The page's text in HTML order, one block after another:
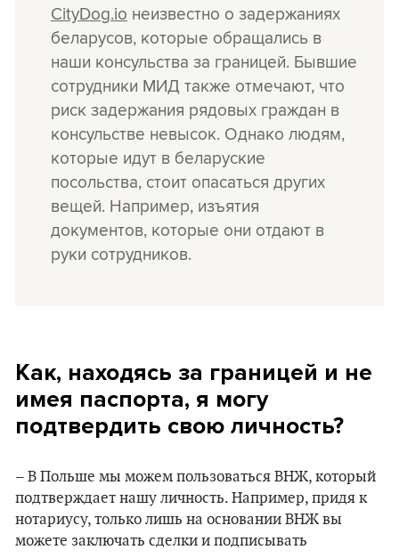
CityDog.io неизвестно о задержаниях
беларусов, которые обращались в
наши консульства за границей. Бывшие
сотрудники МИД также отмечают, что
риск задержания рядовых граждан в
консульстве невысок. Однако людям,
которые идут в беларуские
посольства, стоит опасаться других
вещей. Например, изъятия
документов, которые они отдают в
руки сотрудников.
Как, находясь за границей и не
имея паспорта, я могу
подтвердить свою личность?
– В Польше мы можем пользоваться ВНЖ, который
подтверждает нашу личность. Например, придя к
нотариусу, только лишь на основании ВНЖ вы
можете заключать сделки и подписывать